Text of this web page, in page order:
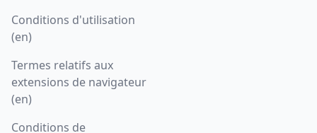
Conditions d'utilisation
(en)
Termes relatifs aux
extensions de navigateur
(en)
Conditions de